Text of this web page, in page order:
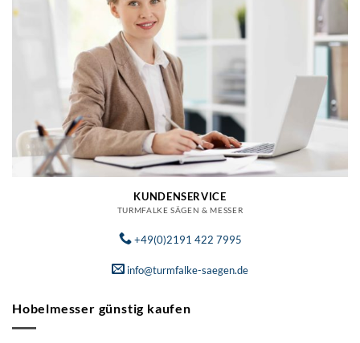
KUNDENSERVICE
TURMFALKE SÄGEN & MESSER
+49(0)2191 422 7995
info@turmfalke-saegen.de
Hobelmesser günstig kaufen